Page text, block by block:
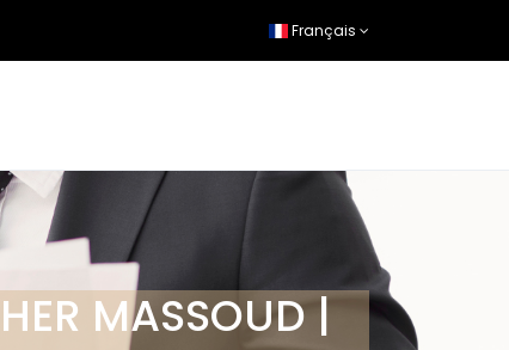
Français
MASSOUD |